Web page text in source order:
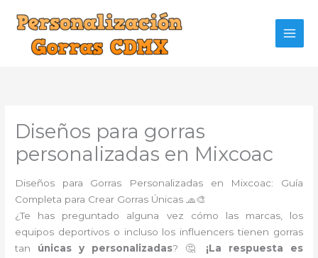
contenido
Diseños para gorras
personalizadas en Mixcoac
Diseños para Gorras Personalizadas en Mixcoac: Guía
Completa para Crear Gorras Únicas 🧢🎨
¿Te has preguntado alguna vez cómo las marcas, los
equipos deportivos o incluso los influencers tienen gorras
tan únicas y personalizadas? 🤔 ¡La respuesta es